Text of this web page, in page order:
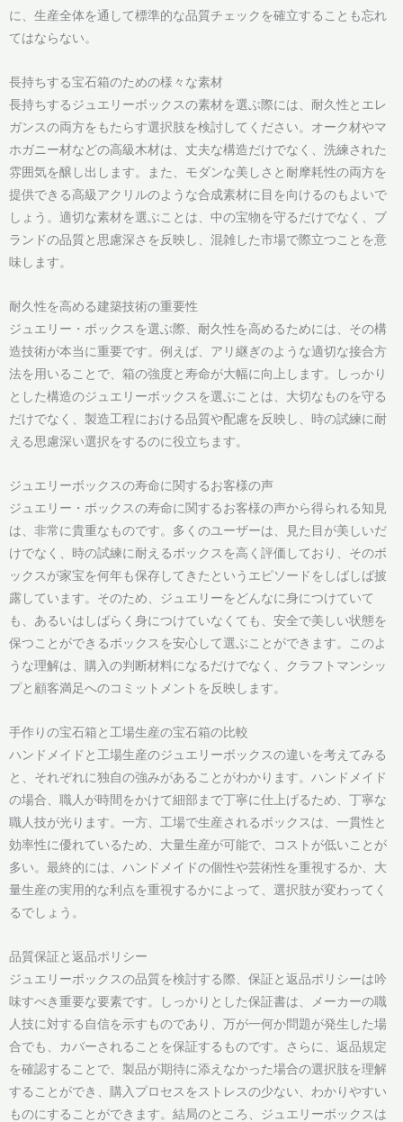
に、生産全体を通して標準的な品質チェックを確立することも忘れ
てはならない。
長持ちする宝石箱のための様々な素材
長持ちするジュエリーボックスの素材を選ぶ際には、耐久性とエレ
ガンスの両方をもたらす選択肢を検討してください。オーク材やマ
ホガニー材などの高級木材は、丈夫な構造だけでなく、洗練された
雰囲気を醸し出します。また、モダンな美しさと耐摩耗性の両方を
提供できる高級アクリルのような合成素材に目を向けるのもよいで
しょう。適切な素材を選ぶことは、中の宝物を守るだけでなく、ブ
ランドの品質と思慮深さを反映し、混雑した市場で際立つことを意
味します。
耐久性を高める建築技術の重要性
ジュエリー・ボックスを選ぶ際、耐久性を高めるためには、その構
造技術が本当に重要です。例えば、アリ継ぎのような適切な接合方
法を用いることで、箱の強度と寿命が大幅に向上します。しっかり
とした構造のジュエリーボックスを選ぶことは、大切なものを守る
だけでなく、製造工程における品質や配慮を反映し、時の試練に耐
える思慮深い選択をするのに役立ちます。
ジュエリーボックスの寿命に関するお客様の声
ジュエリー・ボックスの寿命に関するお客様の声から得られる知見
は、非常に貴重なものです。多くのユーザーは、見た目が美しいだ
けでなく、時の試練に耐えるボックスを高く評価しており、そのボ
ックスが家宝を何年も保存してきたというエピソードをしばしば披
露しています。そのため、ジュエリーをどんなに身につけていて
も、あるいはしばらく身につけていなくても、安全で美しい状態を
保つことができるボックスを安心して選ぶことができます。このよ
うな理解は、購入の判断材料になるだけでなく、クラフトマンシッ
プと顧客満足へのコミットメントを反映します。
手作りの宝石箱と工場生産の宝石箱の比較
ハンドメイドと工場生産のジュエリーボックスの違いを考えてみる
と、それぞれに独自の強みがあることがわかります。ハンドメイド
の場合、職人が時間をかけて細部まで丁寧に仕上げるため、丁寧な
職人技が光ります。一方、工場で生産されるボックスは、一貫性と
効率性に優れているため、大量生産が可能で、コストが低いことが
多い。最終的には、ハンドメイドの個性や芸術性を重視するか、大
量生産の実用的な利点を重視するかによって、選択肢が変わってく
るでしょう。
品質保証と返品ポリシー
ジュエリーボックスの品質を検討する際、保証と返品ポリシーは吟
味すべき重要な要素です。しっかりとした保証書は、メーカーの職
人技に対する自信を示すものであり、万が一何か問題が発生した場
合でも、カバーされることを保証するものです。さらに、返品規定
を確認することで、製品が期待に添えなかった場合の選択肢を理解
することができ、購入プロセスをストレスの少ない、わかりやすい
ものにすることができます。結局のところ、ジュエリーボックスは